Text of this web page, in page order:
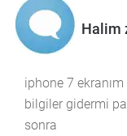
Halim
iphone 7 ekranım
bilgiler gidermi
sonra